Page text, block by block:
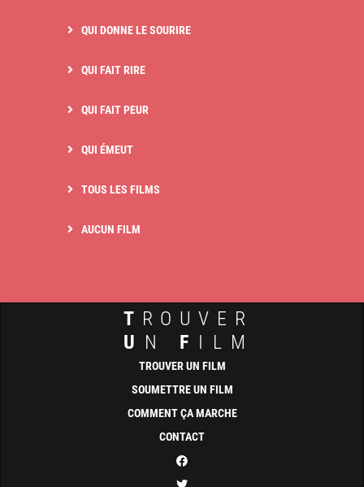
QUI DONNE LE SOURIRE
QUI FAIT RIRE
QUI FAIT PEUR
QUI ÉMEUT
TOUS LES FILMS
AUCUN FILM
T ROUVER
U N F ILM
TROUVER UN FILM
SOUMETTRE UN FILM
COMMENT ÇA MARCHE
CONTACT